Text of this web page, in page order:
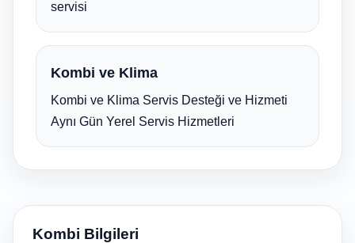
servisi
Kombi ve Klima
Kombi ve Klima Servis Desteği ve Hizmeti
Aynı Gün Yerel Servis Hizmetleri
Kombi Bilgileri